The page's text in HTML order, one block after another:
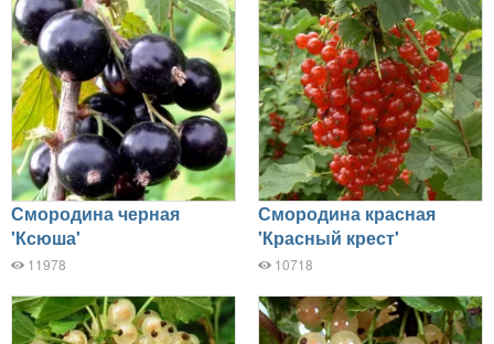
Смородина черная
'Ксюша'
11978
Смородина красная
'Красный крест'
10718